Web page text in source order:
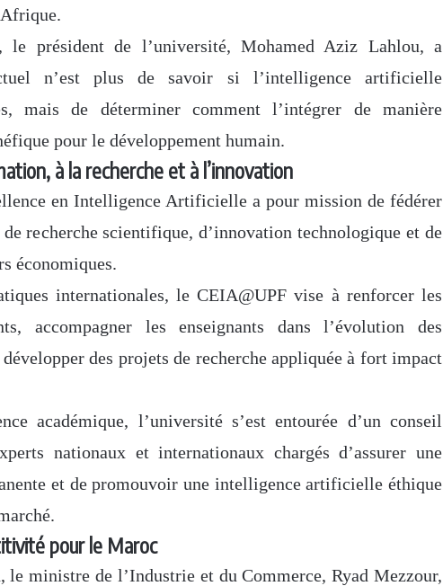
le président de l’université, Mohamed Aziz Lahlou, a
n’est plus de savoir si l’intelligence artificielle
mais de déterminer comment l’intégrer de manière
pour le développement humain.
à la recherche et à l’innovation
en Intelligence Artificielle a pour mission de fédérer
recherche scientifique, d’innovation technologique et de
économiques.
internationales, le CEIA@UPF vise à renforcer les
accompagner les enseignants dans l’évolution des
des projets de recherche appliquée à fort impact
académique, l’université s’est entourée d’un conseil
nationaux et internationaux chargés d’assurer une
et de promouvoir une intelligence artificielle éthique
pour le Maroc
le ministre de l’Industrie et du Commerce, Ryad Mezzour,